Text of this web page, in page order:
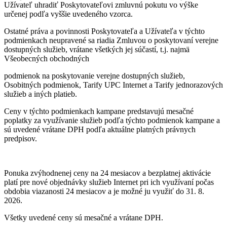
Užívateľ uhradiť Poskytovateľovi zmluvnú pokutu vo výške
určenej podľa vyššie uvedeného vzorca.
Ostatné práva a povinnosti Poskytovateľa a Užívateľa v týchto
podmienkach neupravené sa riadia Zmluvou o poskytovaní verejne
dostupných služieb, vrátane všetkých jej súčastí, t.j. najmä
Všeobecných obchodných
podmienok na poskytovanie verejne dostupných služieb,
Osobitných podmienok, Tarify UPC Internet a Tarify jednorazových
služieb a iných platieb.
Ceny v týchto podmienkach kampane predstavujú mesačné
poplatky za využívanie služieb podľa týchto podmienok kampane a
sú uvedené vrátane DPH podľa aktuálne platných právnych
predpisov.
Ponuka zvýhodnenej ceny na 24 mesiacov a bezplatnej aktivácie
platípre nové objednávky služieb Internet pri ich využívaní počas
obdobia viazanosti 24 mesiacov a je možné ju využiť do 31. 8.
2026.
Všetky uvedené ceny sú mesačné a vrátane DPH.